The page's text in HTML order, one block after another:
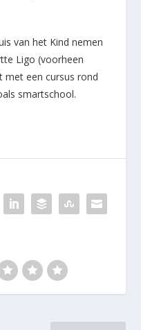
van het Kind nemen
Ligo (voorheen
met een cursus rond
smartschool.